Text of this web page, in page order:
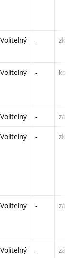
Volitelný - zk
Volitelný - kol
Volitelný - zá
Volitelný - zk
Volitelný - zá
Volitelný - zá